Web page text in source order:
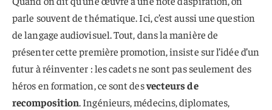
parle souvent de thématique. Ici, c’est aussi une question
de langage audiovisuel. Tout, dans la manière de
présenter cette première promotion, insiste sur l’idée d’un
futur à réinventer : les cadets ne sont pas seulement des
héros en formation, ce sont desvecteurs de
recomposition. Ingénieurs, médecins, diplomates,